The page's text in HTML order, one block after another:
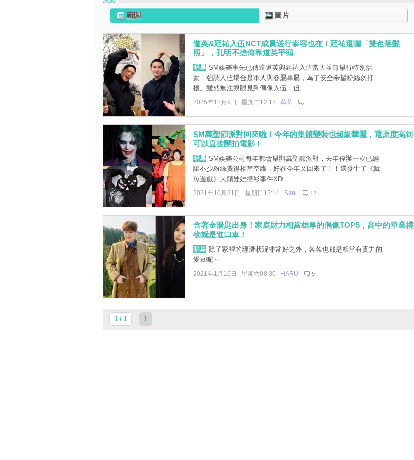
新聞 圖片
道英&廷祐入伍NCT成員送行泰容也在！廷祐還曬「雙色落髮
照」，孔明不捨倚靠道英平頭
明星SM娛樂事先已傳達道英與廷祐入伍當天並無舉行特別活
動，強調入伍場合是軍人與眷屬專屬，為了安全希望粉絲勿打
擾。雖然無法親眼見到偶像入伍，但 ...
2025年12月9日 星期二12:12 草莓
SM萬聖節派對回來啦！今年的集體變裝也超級華麗，還原度高到
可以直接開拍電影！
明星SM娛樂公司每年都會舉辦萬聖節派對，去年停辦一次已經
讓不少粉絲覺得相當空虛，好在今年又回來了！！還發生了《魷
魚遊戲》大頭娃娃撞衫事件XD ...
2021年10月31日 星期日18:14 Sani 12
含著金湯匙出身！家庭財力相當雄厚的偶像TOP5，高中的畢業禮
物就是進口車！
明星除了家裡的經濟狀況非常好之外，各各也都是相當有實力的
愛豆呢～
2021年1月16日 星期六08:30 HARU 9
1 / 1 1